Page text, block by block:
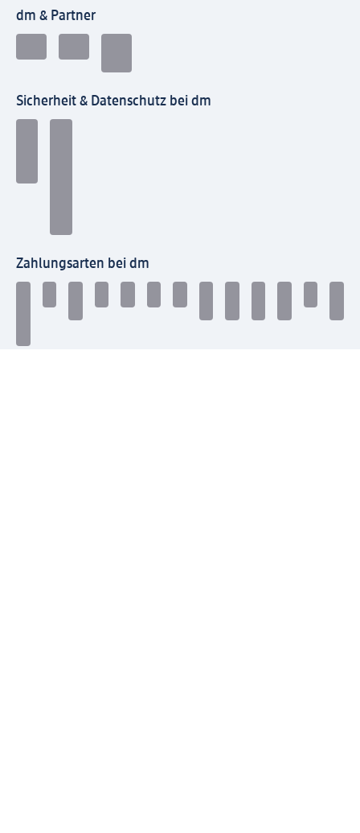
dm & Partner
Sicherheit & Datenschutz bei dm
Zahlungsarten bei dm